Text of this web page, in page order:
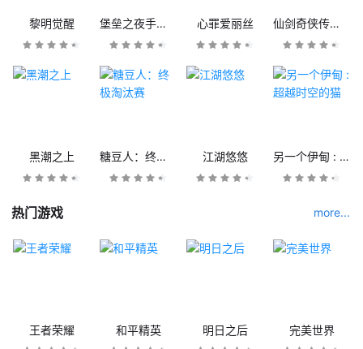
黎明觉醒 堡垒之夜手机版 心罪爱丽丝 仙剑奇侠传九野
黑潮之上 糖豆人：终极淘汰赛 江湖悠悠 另一个伊甸 : 超越时空的猫
热门游戏 more...
王者荣耀 和平精英 明日之后 完美世界